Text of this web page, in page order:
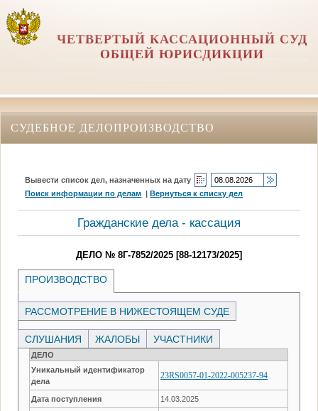
ЧЕТВЕРТЫЙ КАССАЦИОННЫЙ СУД
ОБЩЕЙ ЮРИСДИКЦИИ
СУДЕБНОЕ ДЕЛОПРОИЗВОДСТВО
Вывести список дел, назначенных на дату
Поиск информации по делам |Вернуться к списку дел
Гражданские дела - кассация
ДЕЛО № 8Г-7852/2025 [88-12173/2025]
ПРОИЗВОДСТВО
РАССМОТРЕНИЕ В НИЖЕСТОЯЩЕМ СУДЕ
СЛУШАНИЯ ЖАЛОБЫ УЧАСТНИКИ
ДЕЛО
Уникальный идентификатор
дела
23RS0057-01-2022-005237-94
Дата поступления 14.03.2025